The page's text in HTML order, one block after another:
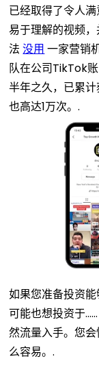
已经取得了令人
易于理解的视频
法没用 一家营销
队在公司TikTok
半年之久，已累
也高达1万次。.
如果您准备投资
可能也想投资于……
然流量入手。您
么容易。.